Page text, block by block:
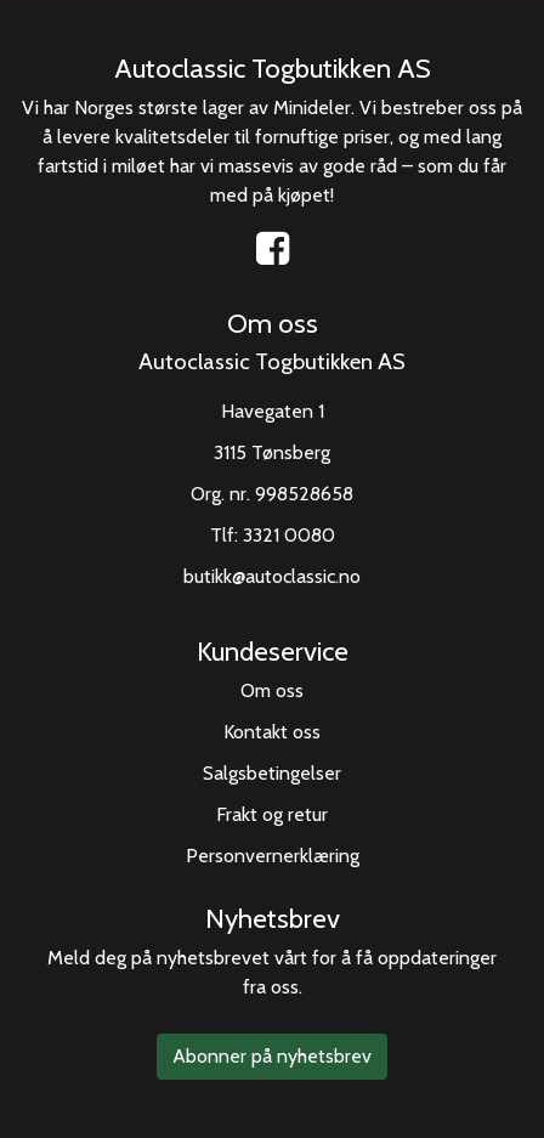
Autoclassic Togbutikken AS
Vi har Norges største lager av Minideler. Vi bestreber oss på
å levere kvalitetsdeler til fornuftige priser, og med lang
fartstid i miløet har vi massevis av gode råd – som du får
med på kjøpet!
Om oss
Autoclassic Togbutikken AS
Havegaten 1
3115 Tønsberg
Org. nr. 998528658
Tlf: 3321 0080
butikk@autoclassic.no
Kundeservice
Om oss
Kontakt oss
Salgsbetingelser
Frakt og retur
Personvernerklæring
Nyhetsbrev
Meld deg på nyhetsbrevet vårt for å få oppdateringer
fra oss.
Abonner på nyhetsbrev